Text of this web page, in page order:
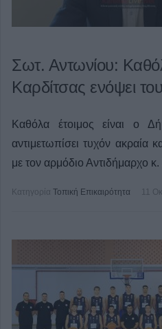
Σωτ. Αντωνίου:
Καρδίτσας ενόψει
Καθόλα έτοιμος είναι ο
αντιμετωπίσει τυχόν ακραία
με τον αρμόδιο Αντιδήμαρχο
Κατηγορία Τοπική Επικαιρότητα 11